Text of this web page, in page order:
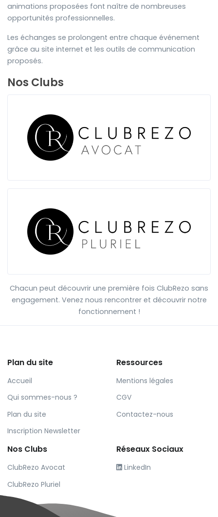
animations proposées font naître de nombreuses
opportunités professionnelles.
Les échanges se prolongent entre chaque événement
grâce au site internet et les outils de communication
proposés.
Nos Clubs
Chacun peut découvrir une première fois ClubRezo sans
engagement. Venez nous rencontrer et découvrir notre
fonctionnement !
Plan du site
Accueil
Qui sommes-nous ?
Plan du site
Inscription Newsletter
Ressources
Mentions légales
CGV
Contactez-nous
Nos Clubs
ClubRezo Avocat
ClubRezo Pluriel
Réseaux Sociaux
LinkedIn